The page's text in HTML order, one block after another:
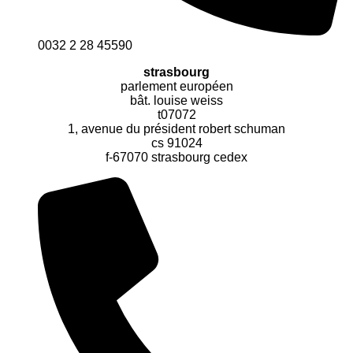
0032 2 28 45590
strasbourg
parlement européen
bât. louise weiss
t07072
1, avenue du président robert schuman
cs 91024
f-67070 strasbourg cedex